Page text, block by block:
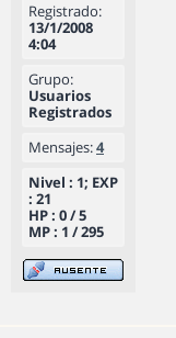
Registrado:
13/1/2008
4:04
Grupo:
Usuarios
Registrados
Mensajes:4
Nivel : 1; EXP
: 21
HP : 0 / 5
MP : 1 / 295